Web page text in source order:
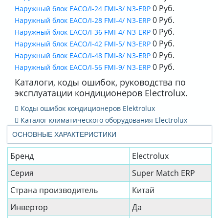
ОСНОВНЫЕ ХАРАКТЕРИСТИКИ
Бренд
Electrolux
Серия
Super Match ERP
Страна производитель
Китай
Инвертор
Да
Наружный блок EACO/I-24 FMI-3/ N3-ERP 0 Руб.
Наружный блок EACO/I-28 FMI-4/ N3-ERP 0 Руб.
Наружный блок EACO/I-36 FMI-4/ N3-ERP 0 Руб.
Наружный блок EACO/I-42 FMI-5/ N3-ERP 0 Руб.
Наружный блок EACO/I-48 FMI-8/ N3-ERP 0 Руб.
Наружный блок EACO/I-56 FMI-9/ N3-ERP 0 Руб.
Каталоги, коды ошибок, руководства по
эксплуатации кондиционеров Electrolux.
Коды ошибок кондиционеров Elektrolux
Каталог климатического оборудования Electrolux